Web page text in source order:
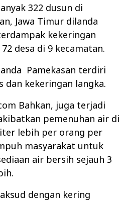
322 dusun di
Jawa Timur dilanda
kekeringan
desa di 9 kecamatan.
Pamekasan terdiri
kekeringan langka.
Bahkan, juga terjadi
pemenuhan air di
lebih per orang per
masyarakat untuk
air bersih sejauh 3
dengan kering